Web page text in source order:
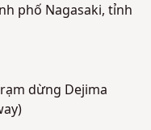
phố Nagasaki, tỉnh
dừng Dejima